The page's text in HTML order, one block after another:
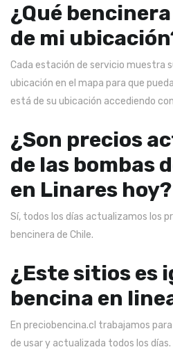
¿Qué
de mi
Cada estación de servicio muestra
ubicación en el mapa para que
está de su ubicación accediendo
¿Son precios
de las bombas
en Linares hoy?
Sí, todos los días actualizamos los
bencinera de Chile.
¿Este sitios es
bencina en
En preciobencina.cl trabajamos
de usar y actualizada todos los días.